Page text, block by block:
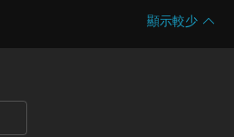
顯示較少